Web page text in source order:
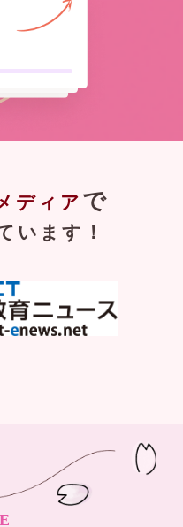
ディア で
います！